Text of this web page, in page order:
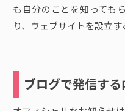
も自分のことを知っても
り、ウェブサイトを設立す
ブログで発信す